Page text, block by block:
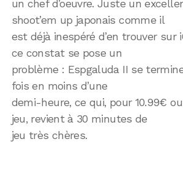
un chef d’oeuvre. Juste un
shoot’em up japonais comme il
est déjà inespéré d’en trouver sur
ce constat se pose un
problème : Espgaluda II se
fois en moins d’une
demi-heure, ce qui, pour 10.99€
jeu, revient à 30 minutes de
jeu très chères.